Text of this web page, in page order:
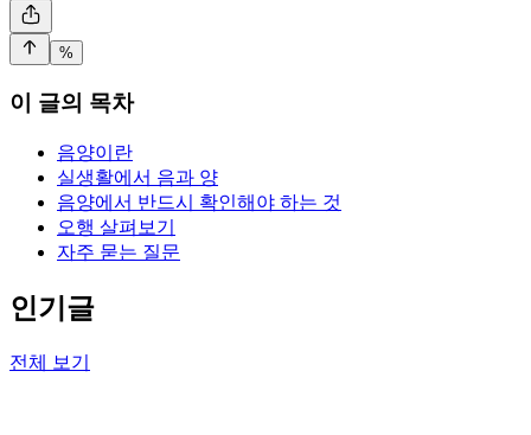
%
이 글의 목차
음양이란
실생활에서 음과 양
음양에서 반드시 확인해야 하는 것
오행 살펴보기
자주 묻는 질문
인기글
전체 보기